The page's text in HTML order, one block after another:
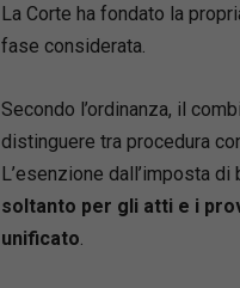
La Corte ha fondato la
fase considerata.
Secondo l’ordinanza, il
distinguere tra procedura
L’esenzione dall’imposta
soltanto per gli atti e i
unificato